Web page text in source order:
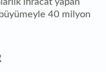
ihracat yapan
40 milyon